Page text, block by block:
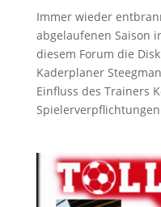
Immer wieder
abgelaufenen Saison
diesem Forum die
Kaderplaner
Einfluss des Trainers